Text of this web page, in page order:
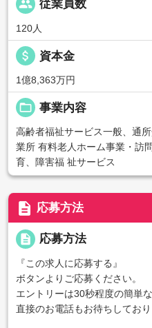
people 従業員数
120人
attach_money 資本金
1億8,363万円
folder_open 事業内容
高齢者福祉サービス一般、通
業所 有料老人ホーム事業・訪
育、障害福 祉サービス
description 応募方法
description 応募方法
『この求人に応募する』
ボタンよりご応募ください。
エントリーは30秒程度の簡単
直接のお電話もお待ちしており